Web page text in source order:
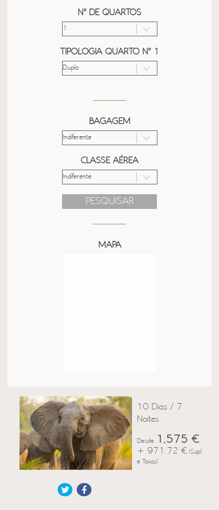
Nº DE QUARTOS
TIPOLOGIA QUARTO Nº 1
BAGAGEM
CLASSE AÉREA
PESQUISAR
MAPA
10 Dias / 7
Noites
Desde 1,575 €
+ 971.72 € (Supl.
e Taxas)